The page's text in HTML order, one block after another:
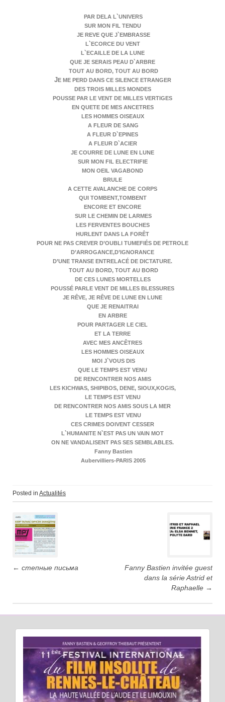
PAR DELA L`UNIVERS
SUR MON FIL TENDU
JE REVE QUE J`EMBRASSE
L`ECORCE DU VENT
L`ECAILLE DE LA LUNE
QUE JE SERAIS PEAU D`ARBRE
TOUT AU BORD, TOUT AU BORD
JE ME PERD DANS CE SILENCE ETRANGER
DES TROIS MILLES MONDES
POUSSE PAR LE VENT DE MILLES VERTIGES
EN QUETE DE MES ANCETRES
LES HOMMES OISEAUX
A FLEUR DE SANG
A FLEUR D`EPINES
A FLEUR D`ACIER
JE COURRE DE LUNE EN LUNE
SUR MON FIL ELECTRIFIE
MON OEIL VAGABOND
BRULE
A CETTE AVALANCHE DE CORPS
QUI TOMBENT,TOMBENT
ENCORE ET ENCORE
SUR LE CHEMIN DE LARMES
LES FERVENTES BOUCHES
HURLENT DANS LA FORÊT
POUR NE PAS CREVER D’OUBLI TUMEFIÉS DE PETROLE
D’ARROGANCE,D’IGNORANCE
D’UNE TRANSE ENTRELACÉ DE DICTATURE.
TOUT AU BORD, TOUT AU BORD
DE CES LUNES MORTELLES
POUSSÉ PARLE VENT DE MILLES BLESSURES
JE RÊVE, JE RÊVE DE LUNE EN LUNE
QUE JE RENAITRAI
EN ARBRE
POUR PARTAGER LE CIEL
ET LA TERRE
AVEC MES ANCÊTRES
LES HOMMES OISEAUX
MOI J`VOUS DIS
QUE LE TEMPS EST VENU
DE RENCONTRER NOS AMIS
LES KICHWAS, SHIPIBOS, DENE, SIOUX,KOGIS,
LE TEMPS EST VENU
DE RENCONTRER NOS AMIS SOUS LA MER
LE TEMPS EST VENU
CES CRIMES DOIVENT CESSER
L`HUMANITE N`EST PAS UN VAIN MOT
ON NE VANDALISENT PAS SES SEMBLABLES.
Fanny Bastien
Aubervilliers-PARIS 2005
Posted in Actualités
← степные письма
Fanny Bastien invitée guest
dans la série Astrid et
Raphaelle →